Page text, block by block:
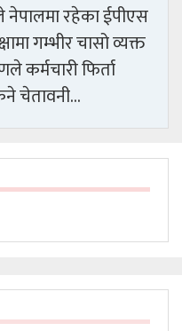
नेपालमा रहेका ईपीएस
गम्भीर चासो व्यक्त
कर्मचारी फिर्ता
चेतावनी…